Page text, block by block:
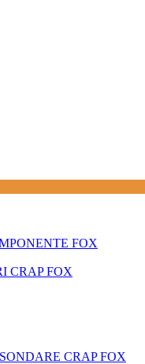
FOX
CRAP FOX
CRAP FOX